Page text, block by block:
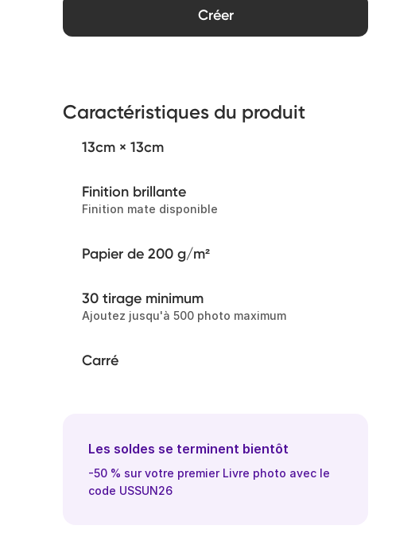
Créer
Caractéristiques du produit
13cm × 13cm
Finition brillante
Finition mate disponible
Papier de 200 g/m²
30 tirage minimum
Ajoutez jusqu'à 500 photo maximum
Carré
Les soldes se terminent bientôt
-50 % sur votre premier Livre photo avec le
code USSUN26